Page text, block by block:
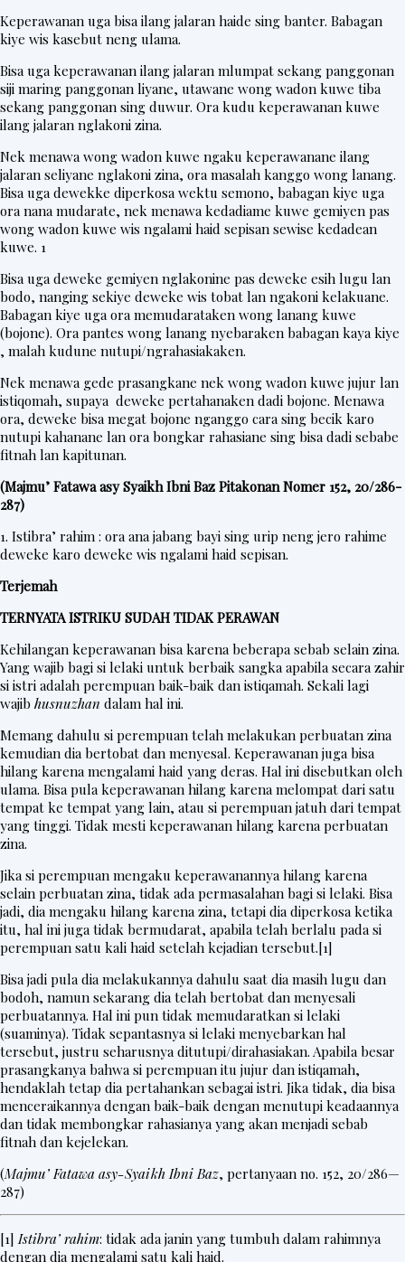
Keperawanan uga bisa ilang jalaran haide sing banter. Babagan
kiye wis kasebut neng ulama.
Bisa uga keperawanan ilang jalaran mlumpat sekang panggonan
siji maring panggonan liyane, utawane wong wadon kuwe tiba
sekang panggonan sing duwur. Ora kudu keperawanan kuwe
ilang jalaran nglakoni zina.
Nek menawa wong wadon kuwe ngaku keperawanane ilang
jalaran seliyane nglakoni zina, ora masalah kanggo wong lanang.
Bisa uga dewekke diperkosa wektu semono, babagan kiye uga
ora nana mudarate, nek menawa kedadiame kuwe gemiyen pas
wong wadon kuwe wis ngalami haid sepisan sewise kedadean
kuwe. 1
Bisa uga deweke gemiyen nglakonine pas deweke esih lugu lan
bodo, nanging sekiye deweke wis tobat lan ngakoni kelakuane.
Babagan kiye uga ora memudarataken wong lanang kuwe
(bojone). Ora pantes wong lanang nyebaraken babagan kaya kiye
, malah kudune nutupi/ngrahasiakaken.
Nek menawa gede prasangkane nek wong wadon kuwe jujur lan
istiqomah, supaya deweke pertahanaken dadi bojone. Menawa
ora, deweke bisa megat bojone nganggo cara sing becik karo
nutupi kahanane lan ora bongkar rahasiane sing bisa dadi sebabe
fitnah lan kapitunan.
(Majmu’ Fatawa asy Syaikh Ibni Baz Pitakonan Nomer 152, 20/286-
287)
1. Istibra’ rahim : ora ana jabang bayi sing urip neng jero rahime
deweke karo deweke wis ngalami haid sepisan.
Terjemah
TERNYATA ISTRIKU SUDAH TIDAK PERAWAN
Kehilangan keperawanan bisa karena beberapa sebab selain zina.
Yang wajib bagi si lelaki untuk berbaik sangka apabila secara zahir
si istri adalah perempuan baik-baik dan istiqamah. Sekali lagi
wajib husnuzhan dalam hal ini.
Memang dahulu si perempuan telah melakukan perbuatan zina
kemudian dia bertobat dan menyesal. Keperawanan juga bisa
hilang karena mengalami haid yang deras. Hal ini disebutkan oleh
ulama. Bisa pula keperawanan hilang karena melompat dari satu
tempat ke tempat yang lain, atau si perempuan jatuh dari tempat
yang tinggi. Tidak mesti keperawanan hilang karena perbuatan
zina.
Jika si perempuan mengaku keperawanannya hilang karena
selain perbuatan zina, tidak ada permasalahan bagi si lelaki. Bisa
jadi, dia mengaku hilang karena zina, tetapi dia diperkosa ketika
itu, hal ini juga tidak bermudarat, apabila telah berlalu pada si
perempuan satu kali haid setelah kejadian tersebut.[1]
Bisa jadi pula dia melakukannya dahulu saat dia masih lugu dan
bodoh, namun sekarang dia telah bertobat dan menyesali
perbuatannya. Hal ini pun tidak memudaratkan si lelaki
(suaminya). Tidak sepantasnya si lelaki menyebarkan hal
tersebut, justru seharusnya ditutupi/dirahasiakan. Apabila besar
prasangkanya bahwa si perempuan itu jujur dan istiqamah,
hendaklah tetap dia pertahankan sebagai istri. Jika tidak, dia bisa
menceraikannya dengan baik-baik dengan menutupi keadaannya
dan tidak membongkar rahasianya yang akan menjadi sebab
fitnah dan kejelekan.
(Majmu’ Fatawa asy-Syaikh Ibni Baz, pertanyaan no. 152, 20/286—
287)
[1] Istibra’ rahim: tidak ada janin yang tumbuh dalam rahimnya
dengan dia mengalami satu kali haid.